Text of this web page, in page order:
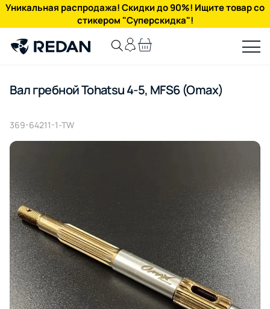
Уникальная распродажа! Скидки до 90%! Ищите товар со
стикером "Суперскидка"!
Вал гребной Tohatsu 4-5, MFS6 (Omax)
369-64211-1-TW